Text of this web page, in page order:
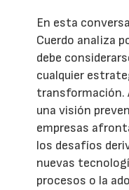
En esta
Cuerdo analiza
debe
cualquier
transformación.
una visión
empresas
los desafíos
nuevas
procesos o la